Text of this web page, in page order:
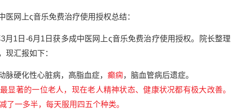
医网上ς音乐免费治疗使用授权总结：
月1日-6月1日获多成中医网上ς音乐免费治疗使用授权。院长整理
现汇报如下：
脉硬化性心脏病，高脂血症， 癫痫，脑血管病后遗症。
显著的一位老人，现在老人精神状态、健康状况都有极大改善。
了一多半，每天服用四五个种类。